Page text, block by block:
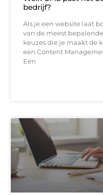
bedrijf?
Als je een website laat
van de meest
keuzes die je maakt de
een Content
Een